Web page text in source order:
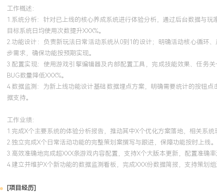
工作概述：
1.系统分析：针对已上线的核心养成系统进行体验分析，通过后台数据与
目标系统日均使用次数提升XXX%。
2.功能设计：负责新玩法日常活动系统从0到1的设计；明确活动核心循环
步需求，确保功能按预期实现。
3.配置实现：使用游戏引擎编辑器及内部配置工具，完成技能效果、任务
BUG数量降低XXX%。
4.数据监测：为新上线功能设计基础数据埋点方案，明确需要统计的按钮
据支持。
工作业绩：
1.完成X个主要系统的体验分析报告，推动其中X个优化方案落地，相关系统
2.独立完成X个日常活动功能的完整策划案撰写与跟进，保障功能按时上线。
3.高效准确地完成超XXX条游戏内容配置，支持X个大版本更新，配置准确率
4.建立并维护X个新功能的数据监测看板，完成XXX份数据简报，支持策划
[项目经历]